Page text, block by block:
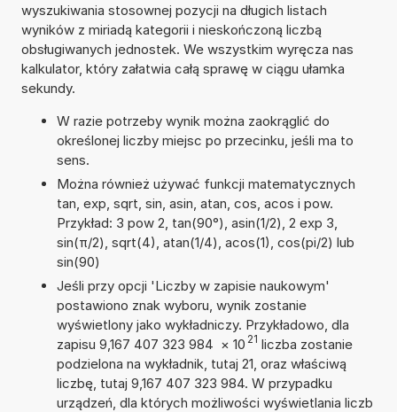
wyszukiwania stosownej pozycji na długich listach
wyników z miriadą kategorii i nieskończoną liczbą
obsługiwanych jednostek. We wszystkim wyręcza nas
kalkulator, który załatwia całą sprawę w ciągu ułamka
sekundy.
W razie potrzeby wynik można zaokrąglić do
określonej liczby miejsc po przecinku, jeśli ma to
sens.
Można również używać funkcji matematycznych
tan, exp, sqrt, sin, asin, atan, cos, acos i pow.
Przykład: 3 pow 2, tan(90°), asin(1/2), 2 exp 3,
sin(π/2), sqrt(4), atan(1/4), acos(1), cos(pi/2) lub
sin(90)
Jeśli przy opcji 'Liczby w zapisie naukowym'
postawiono znak wyboru, wynik zostanie
wyświetlony jako wykładniczy. Przykładowo, dla
zapisu 9,167 407 323 984 × 10 21 liczba zostanie
podzielona na wykładnik, tutaj 21, oraz właściwą
liczbę, tutaj 9,167 407 323 984. W przypadku
urządzeń, dla których możliwości wyświetlania liczb